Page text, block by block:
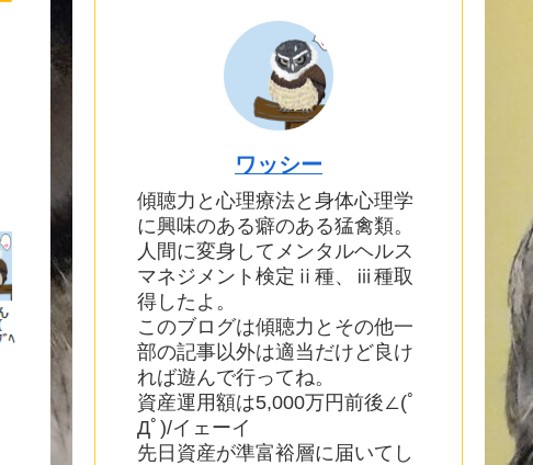
ワッシー
傾聴力と心理療法と身体心理学
に興味のある癖のある猛禽類。
人間に変身してメンタルヘルス
マネジメント検定ⅱ種、ⅲ種取
得したよ。
このブログは傾聴力とその他一
部の記事以外は適当だけど良け
れば遊んで行ってね。
資産運用額は5,000万円前後∠(ﾟ
Дﾟ)/イェーイ
先日資産が準富裕層に届いてし